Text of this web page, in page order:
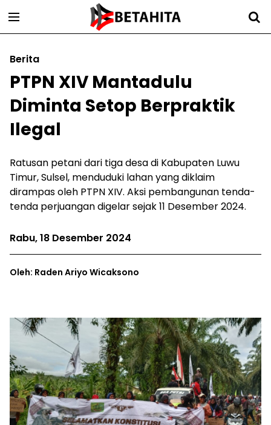
Berita
PTPN XIV Mantadulu
Diminta Setop Berpraktik
Ilegal
Ratusan petani dari tiga desa di Kabupaten Luwu
Timur, Sulsel, menduduki lahan yang diklaim
dirampas oleh PTPN XIV. Aksi pembangunan tenda-
tenda perjuangan digelar sejak 11 Desember 2024.
Rabu, 18 Desember 2024
Oleh: Raden Ariyo Wicaksono